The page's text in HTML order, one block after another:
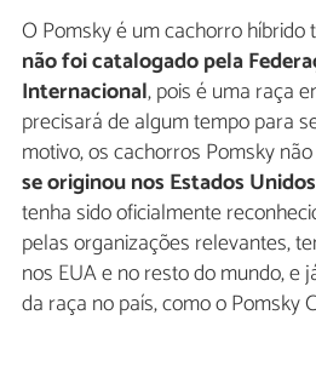
O Pomsky é um cachorro híbrido
não foi catalogado pela
Internacional, pois é uma raça
precisará de algum tempo para
motivo, os cachorros Pomsky
se originou nos Estados Unidos
tenha sido oficialmente
pelas organizações relevantes,
nos EUA e no resto do mundo, e
da raça no país, como o Pomsky